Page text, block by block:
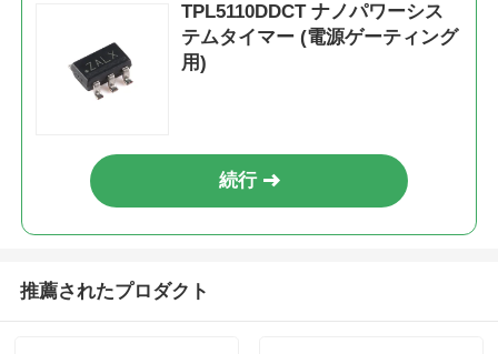
TPL5110DDCT ナノパワーシス
テムタイマー (電源ゲーティング
用)
続行
推薦されたプロダクト